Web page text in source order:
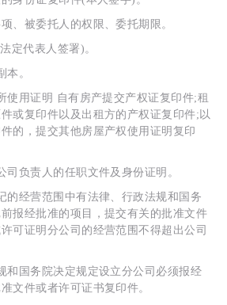
被委托人的权限、委托期限。
代表人签署)。
。
用证明 自有房产提交产权证复印件;租
或复印件以及出租方的产权证复印件;以
的，提交其他房屋产权使用证明复印
负责人的任职文件及身份证明。
经营范围中有法律、行政法规和国务
报经批准的项目，提交有关的批准文件
可证明分公司的经营范围不得超出公司
国务院决定规定设立分公司必须报经
文件或者许可证书复印件。